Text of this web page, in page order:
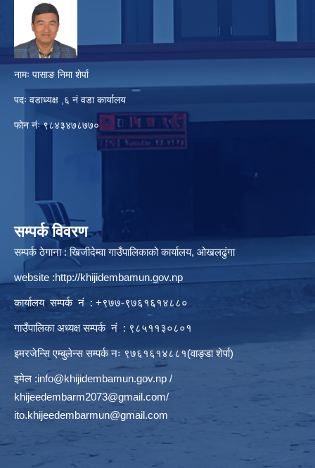
नामः पासाङ निमा शेर्पा
पदः वडाध्यक्ष ,६ नं वडा कार्यालय
फाेन नंः ९८४३४७८७७०
सम्पर्क विवरण
सम्पर्क ठेगाना : खिजीदेम्वा गाउँपालिकाको कार्यालय, ओखलढुंगा
website :http://khijidembamun.gov.np
कार्यालय सम्पर्क नं : +९७७-९७६१६१४८८०
गाउँपालिका अध्यक्ष सम्पर्क नं : ९८५११३०८०१
इमरजेन्सि एम्बुलेन्स सम्पर्क न‌ः ९७६१६१४८८१(वाङ्डा शेर्पा)
इमेल :info@khijidembamun.gov.np /
khijeedembarm2073@gmail.com/
ito.khijeedembarmun@gmail.com